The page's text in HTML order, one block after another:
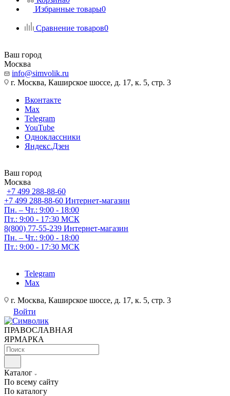
Избранные товары0
Сравнение товаров0
Ваш город
Москва
info@simvolik.ru
г. Москва, Каширское шоссе, д. 17, к. 5, стр. 3
Вконтакте
Max
Telegram
YouTube
Одноклассники
Яндекс.Дзен
Ваш город
Москва
+7 499 288-88-60
+7 499 288-88-60 Интернет-магазин
Пн. – Чт.: 9:00 - 18:00
Пт.: 9:00 - 17:30 МСК
8(800) 77-55-239 Интернет-магазин
Пн. – Чт.: 9:00 - 18:00
Пт.: 9:00 - 17:30 МСК
Telegram
Max
г. Москва, Каширское шоссе, д. 17, к. 5, стр. 3
Войти
ПРАВОСЛАВНАЯ
ЯРМАРКА
Каталог
По всему сайту
По каталогу